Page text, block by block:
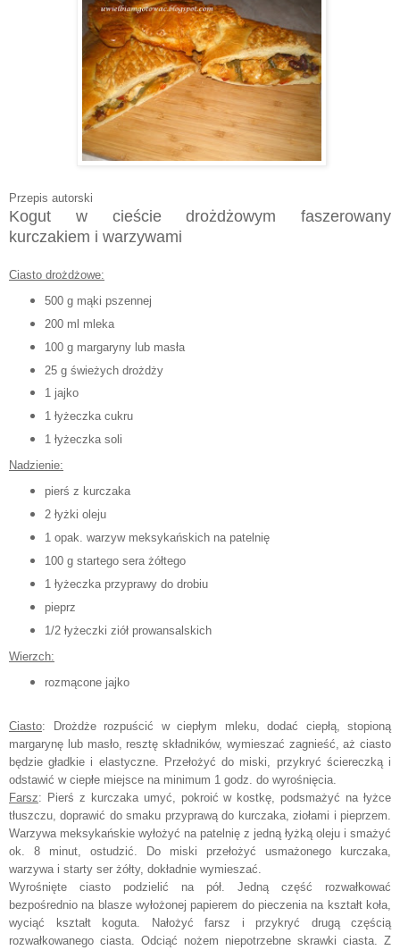
Przepis autorski
Kogut w cieście drożdżowym faszerowany
kurczakiem i warzywami
Ciasto drożdżowe:
500 g mąki pszennej
200 ml mleka
100 g margaryny lub masła
25 g świeżych drożdży
1 jajko
1 łyżeczka cukru
1 łyżeczka soli
Nadzienie:
pierś z kurczaka
2 łyżki oleju
1 opak. warzyw meksykańskich na patelnię
100 g startego sera żółtego
1 łyżeczka przyprawy do drobiu
pieprz
1/2 łyżeczki ziół prowansalskich
Wierzch:
rozmącone jajko
Ciasto: Drożdże rozpuścić w ciepłym mleku, dodać ciepłą, stopioną
margarynę lub masło, resztę składników, wymieszać zagnieść, aż ciasto
będzie gładkie i elastyczne. Przełożyć do miski, przykryć ściereczką i
odstawić w ciepłe miejsce na minimum 1 godz. do wyrośnięcia.
Farsz: Pierś z kurczaka umyć, pokroić w kostkę, podsmażyć na łyżce
tłuszczu, doprawić do smaku przyprawą do kurczaka, ziołami i pieprzem.
Warzywa meksykańskie wyłożyć na patelnię z jedną łyżką oleju i smażyć
ok. 8 minut, ostudzić. Do miski przełożyć usmażonego kurczaka,
warzywa i starty ser żółty, dokładnie wymieszać.
Wyrośnięte ciasto podzielić na pół. Jedną część rozwałkować
bezpośrednio na blasze wyłożonej papierem do pieczenia na kształt koła,
wyciąć kształt koguta. Nałożyć farsz i przykryć drugą częścią
rozwałkowanego ciasta. Odciąć nożem niepotrzebne skrawki ciasta. Z